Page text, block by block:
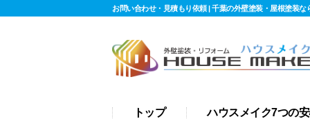
お問い合わせ・見積もり依頼 | 千葉の外壁塗装・屋根塗装
トップ ハウスメイク7つの